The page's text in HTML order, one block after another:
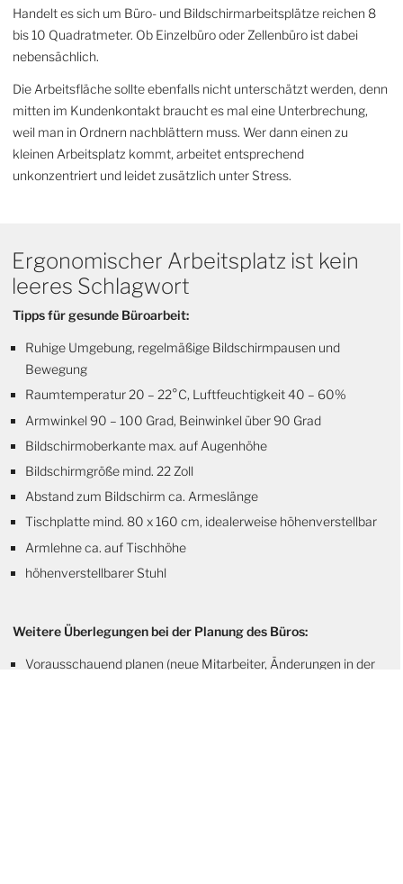
Handelt es sich um Büro- und Bildschirmarbeitsplätze reichen 8
bis 10 Quadratmeter. Ob Einzelbüro oder Zellenbüro ist dabei
nebensächlich.
Die Arbeitsfläche sollte ebenfalls nicht unterschätzt werden, denn
mitten im Kundenkontakt braucht es mal eine Unterbrechung,
weil man in Ordnern nachblättern muss. Wer dann einen zu
kleinen Arbeitsplatz kommt, arbeitet entsprechend
unkonzentriert und leidet zusätzlich unter Stress.
Ergonomischer Arbeitsplatz ist kein
leeres Schlagwort
Tipps für gesunde Büroarbeit:
Ruhige Umgebung, regelmäßige Bildschirmpausen und
Bewegung
Raumtemperatur 20 – 22°C, Luftfeuchtigkeit 40 – 60%
Armwinkel 90 – 100 Grad, Beinwinkel über 90 Grad
Bildschirmoberkante max. auf Augenhöhe
Bildschirmgröße mind. 22 Zoll
Abstand zum Bildschirm ca. Armeslänge
Tischplatte mind. 80 x 160 cm, idealerweise höhenverstellbar
Armlehne ca. auf Tischhöhe
höhenverstellbarer Stuhl
Weitere Überlegungen bei der Planung des Büros:
Vorausschauend planen (neue Mitarbeiter, Änderungen in der